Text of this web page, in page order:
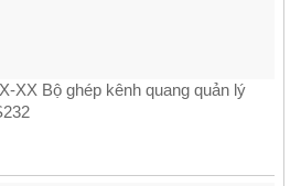
XX Bộ ghép kênh quang quản lý